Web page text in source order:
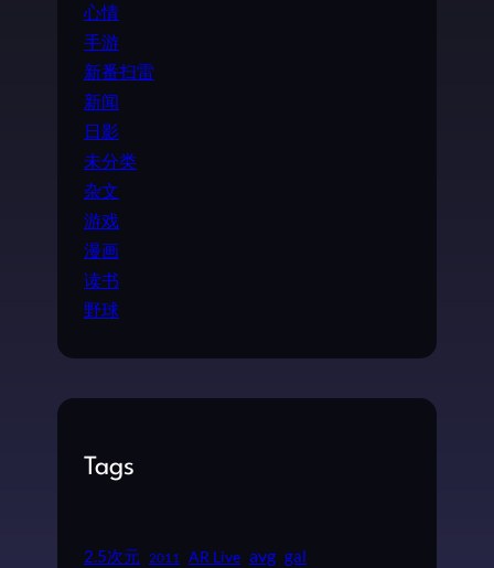
心情
手游
新番扫雷
新闻
日影
未分类
杂文
游戏
漫画
读书
野球
Tags
2.5次元 2011 AR Live avg gal